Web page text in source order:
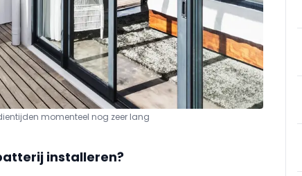
momenteel nog zeer lang
installeren?